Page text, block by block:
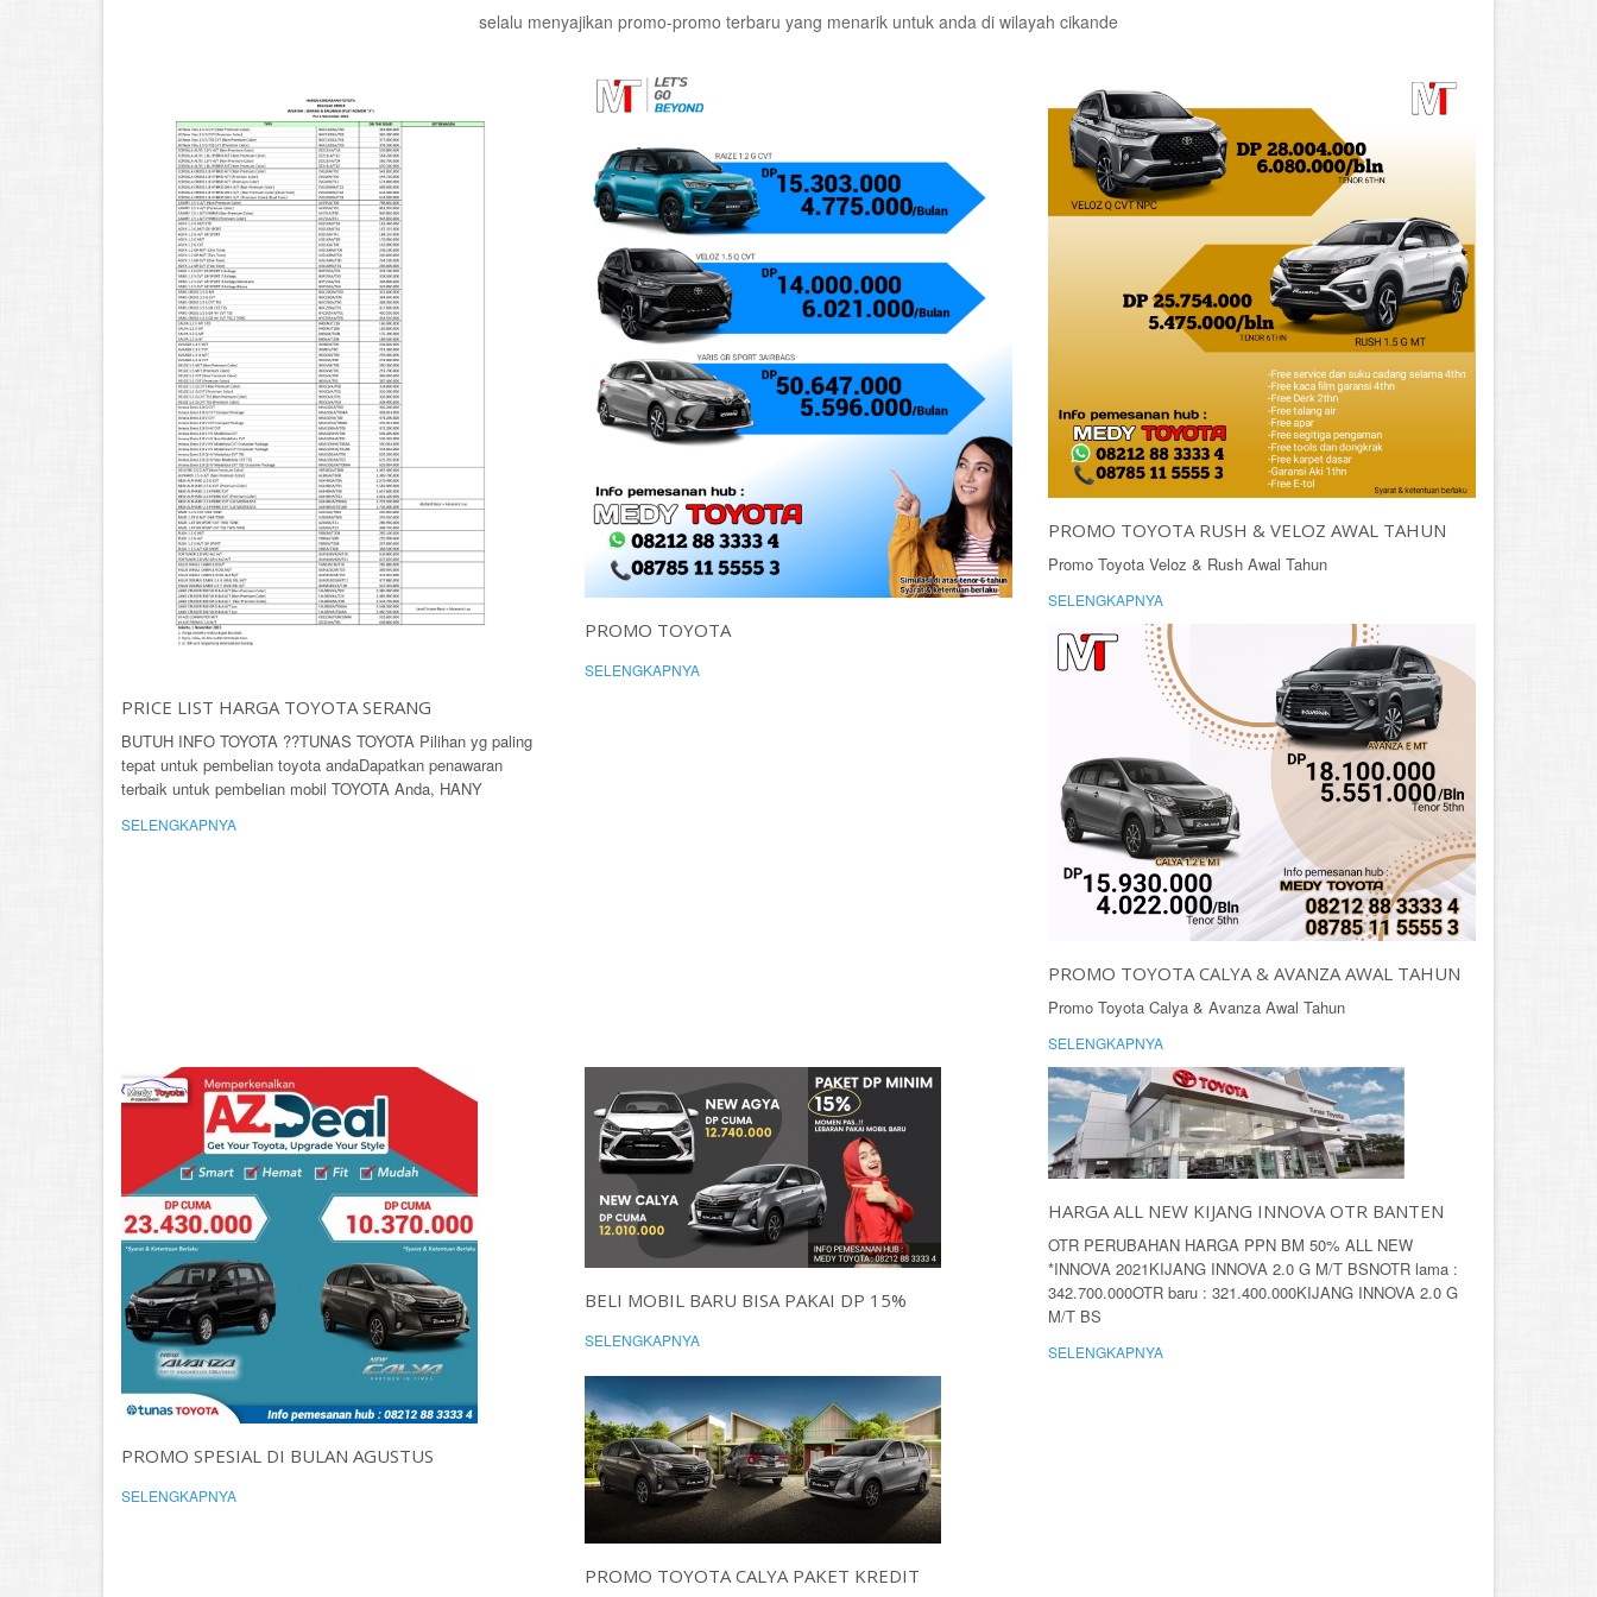
selalu menyajikan promo-promo terbaru yang menarik untuk anda di wilayah cikande
PRICE LIST HARGA TOYOTA SERANG
BUTUH INFO TOYOTA ??TUNAS TOYOTA Pilihan yg paling
tepat untuk pembelian toyota andaDapatkan penawaran
terbaik untuk pembelian mobil TOYOTA Anda, HANY
SELENGKAPNYA
PROMO TOYOTA
SELENGKAPNYA
PROMO TOYOTA RUSH & VELOZ AWAL TAHUN
Promo Toyota Veloz & Rush Awal Tahun
SELENGKAPNYA
PROMO TOYOTA CALYA & AVANZA AWAL TAHUN
Promo Toyota Calya & Avanza Awal Tahun
SELENGKAPNYA
PROMO SPESIAL DI BULAN AGUSTUS
SELENGKAPNYA
BELI MOBIL BARU BISA PAKAI DP 15%
SELENGKAPNYA
HARGA ALL NEW KIJANG INNOVA OTR BANTEN
OTR PERUBAHAN HARGA PPN BM 50% ALL NEW
*INNOVA 2021KIJANG INNOVA 2.0 G M/T BSNOTR lama :
342.700.000OTR baru : 321.400.000KIJANG INNOVA 2.0 G
M/T BS
SELENGKAPNYA
PROMO TOYOTA CALYA PAKET KREDIT